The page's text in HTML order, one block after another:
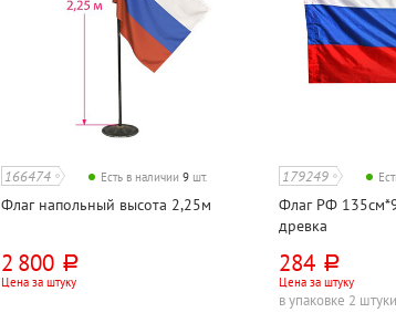
166474 Есть в наличии9 шт.
Флаг напольный высота 2,25м
2 800 руб.
Цена за штуку
179249
Флаг РФ
древка
284 руб.
Цена за штуку
в упаковке 2 штуки